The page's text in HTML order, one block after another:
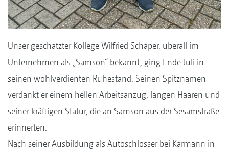
Unser geschätzter Kollege Wilfried Schäper, überall im
Unternehmen als „Samson“ bekannt, ging Ende Juli in
seinen wohlverdienten Ruhestand. Seinen Spitznamen
verdankt er einem hellen Arbeitsanzug, langen Haaren und
seiner kräftigen Statur, die an Samson aus der Sesamstraße
erinnerten.
Nach seiner Ausbildung als Autoschlosser bei Karmann in